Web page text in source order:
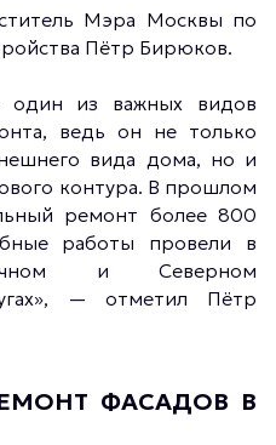
Мэра Москвы по
Пётр Бирюков.
один из важных видов
ведь он не только
вида дома, но и
контура. В прошлом
ремонт более 800
работы провели в
и Северном
— отметил Пётр
ФАСАДОВ В